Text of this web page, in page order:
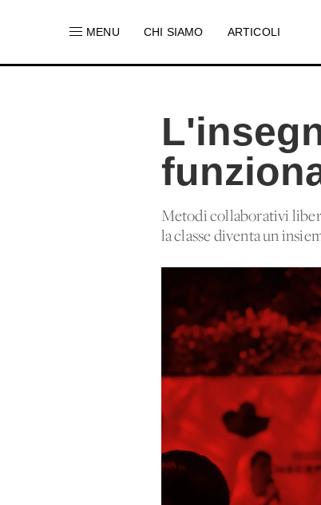
MENU CHI SIAMO ARTICOLI
Metodi collaborativi
la classe diventa un